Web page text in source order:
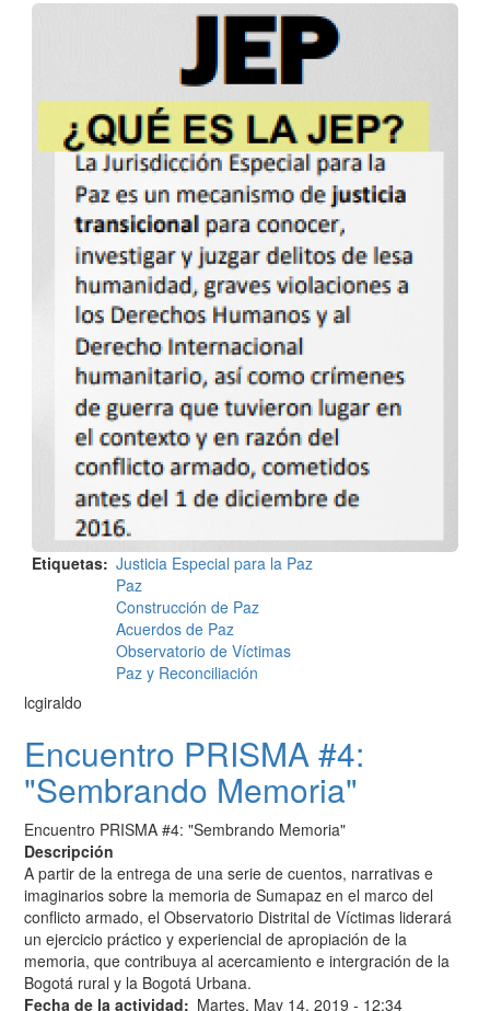
Etiquetas Justicia Especial para la Paz
Paz
Construcción de Paz
Acuerdos de Paz
Observatorio de Víctimas
Paz y Reconciliación
lcgiraldo
Encuentro PRISMA #4:
"Sembrando Memoria"
Encuentro PRISMA #4: "Sembrando Memoria"
Descripción
A partir de la entrega de una serie de cuentos, narrativas e
imaginarios sobre la memoria de Sumapaz en el marco del
conflicto armado, el Observatorio Distrital de Víctimas liderará
un ejercicio práctico y experiencial de apropiación de la
memoria, que contribuya al acercamiento e intergración de la
Bogotá rural y la Bogotá Urbana.
Fecha de la actividad
Martes, May 14, 2019 - 12:34